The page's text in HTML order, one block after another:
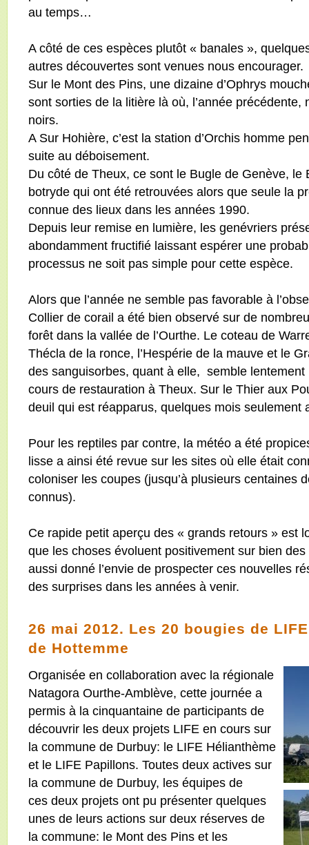
au temps…
A côté de ces espèces plutôt « banales »,
autres découvertes sont venues nous encourager.
Sur le Mont des Pins, une dizaine d’Ophrys
sont sorties de la litière là où, l’année
noirs.
A Sur Hohière, c’est la station d’Orchis homme
suite au déboisement.
Du côté de Theux, ce sont le Bugle de Genève,
botryde qui ont été retrouvées alors que seule la
connue des lieux dans les années 1990.
Depuis leur remise en lumière, les genévriers
abondamment fructifié laissant espérer une
processus ne soit pas simple pour cette espèce.
Alors que l’année ne semble pas favorable à
Collier de corail a été bien observé sur de
forêt dans la vallée de l’Ourthe. Le coteau de
Thécla de la ronce, l’Hespérie de la mauve et le
des sanguisorbes, quant à elle, semble
cours de restauration à Theux. Sur le Thier aux
deuil qui est réapparus, quelques mois seulement
Pour les reptiles par contre, la météo a été
lisse a ainsi été revue sur les sites où elle était
coloniser les coupes (jusqu’à plusieurs centaines
connus).
Ce rapide petit aperçu des « grands retours » est
que les choses évoluent positivement sur bien
aussi donné l’envie de prospecter ces nouvelles
des surprises dans les années à venir.
26 mai 2012. Les 20 bougies de
de Hottemme
Organisée en collaboration avec la régionale
Natagora Ourthe-Amblève, cette journée a
permis à la cinquantaine de participants de
découvrir les deux projets LIFE en cours sur
la commune de Durbuy: le LIFE Hélianthème
et le LIFE Papillons. Toutes deux actives sur
la commune de Durbuy, les équipes de
ces deux projets ont pu présenter quelques
unes de leurs actions sur deux réserves de
la commune: le Mont des Pins et les